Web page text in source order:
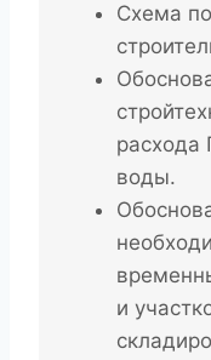
Схема
расхода
воды.
и